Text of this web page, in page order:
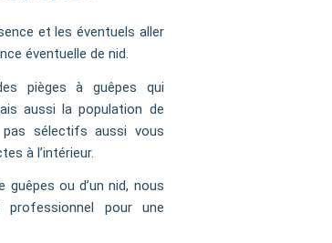
et les éventuels aller
éventuelle de nid.
pièges à guêpes qui
aussi la population de
sélectifs aussi vous
à l’intérieur.
ou d’un nid, nous
pour une